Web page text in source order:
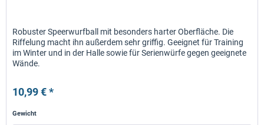
Robuster Speerwurfball mit besonders harter Oberfläche. Die
Riffelung macht ihn außerdem sehr griffig. Geeignet für Training
im Winter und in der Halle sowie für Serienwürfe gegen geeignete
Wände.
10,99 € *
Gewicht